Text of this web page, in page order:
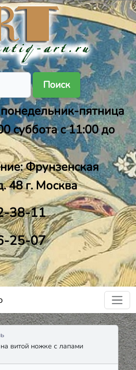
Поиск
пятница
суббота с 11:00 до
Фрунзенская
48 г. Москва
38-11
25-07
витой ножке с лапами